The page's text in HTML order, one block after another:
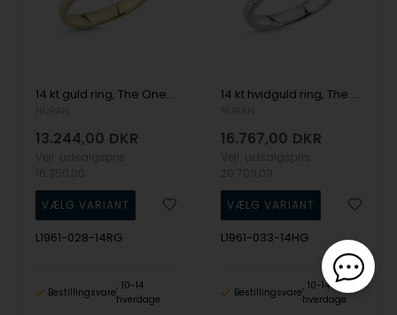
14 kt guld ring, The One serien fra Nuran med ialt 0,28 ct Diamant
13.244,00 DKR
L1961-028-14RG
Bestillingsvare
10-14
hverdage
14 kt hvidguld ring, The One serien fra Nuran med ialt 0,33 ct Diamant
16.767,00 DKR
L1961-033-14HG
Bestillingsvare
10-14
hverdage